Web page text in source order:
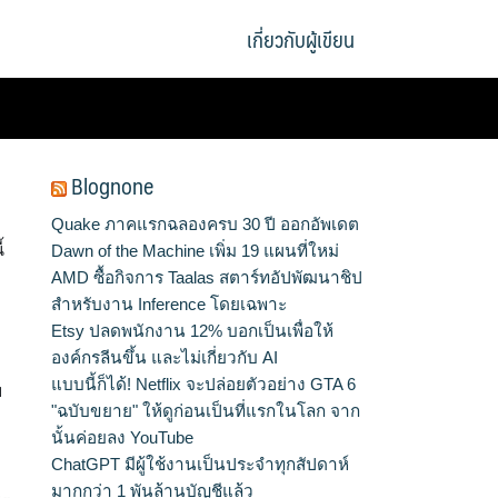
เกี่ยวกับผู้เขียน
Blognone
Quake ภาคแรกฉลองครบ 30 ปี ออกอัพเดต
Dawn of the Machine เพิ่ม 19 แผนที่ใหม่
AMD ซื้อกิจการ Taalas สตาร์ทอัปพัฒนาชิป
สำหรับงาน Inference โดยเฉพาะ
Etsy ปลดพนักงาน 12% บอกเป็นเพื่อให้
องค์กรลีนขึ้น และไม่เกี่ยวกับ AI
แบบนี้ก็ได้! Netflix จะปล่อยตัวอย่าง GTA 6
"ฉบับขยาย" ให้ดูก่อนเป็นที่แรกในโลก จาก
นั้นค่อยลง YouTube
ChatGPT มีผู้ใช้งานเป็นประจำทุกสัปดาห์
มากกว่า 1 พันล้านบัญชีแล้ว